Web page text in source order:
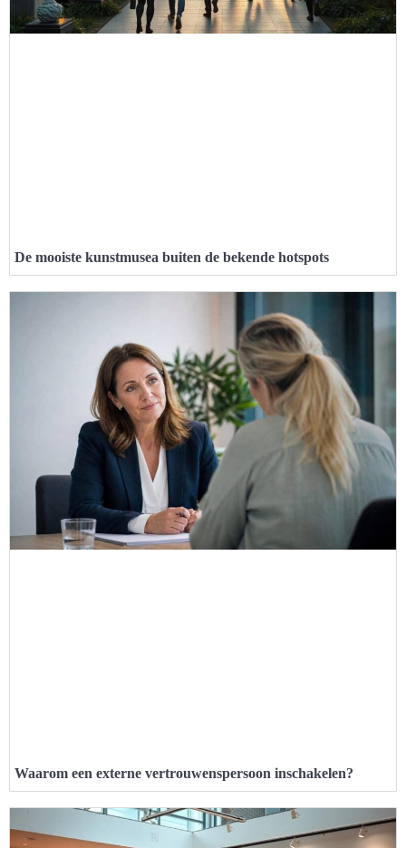
De mooiste kunstmusea buiten de bekende hotspots
Waarom een externe vertrouwenspersoon inschakelen?